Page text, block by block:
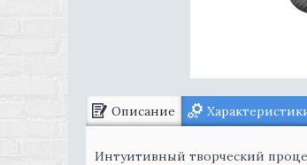
Описание
Интуитивный творческий